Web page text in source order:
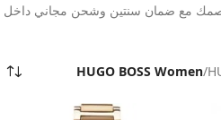
مع ضمان سنتين وشحن مجاني داخل
/
HUGO BOSS Women